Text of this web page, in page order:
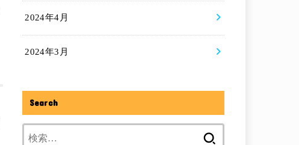
2024年4月
2024年3月
Search